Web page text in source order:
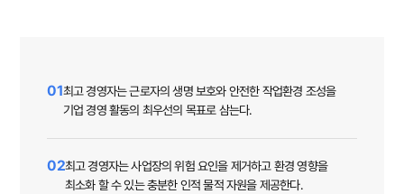
01최고 경영자는 근로자의 생명 보호와 안전한 작업환경 조성을
기업 경영 활동의 최우선의 목표로 삼는다.
02최고 경영자는 사업장의 위험 요인을 제거하고 환경 영향을
최소화 할 수 있는 충분한 인적 물적 자원을 제공한다.